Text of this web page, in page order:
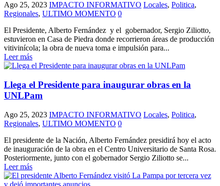
Ago 25, 2023 IMPACTO INFORMATIVO Locales, Politica,
Regionales, ULTIMO MOMENTO 0
El Presidente, Alberto Fernández y el gobernador, Sergio Ziliotto,
estuvieron en Casa de Piedra donde recorrieron áreas de producción
vitivinícola; la obra de nueva toma e impulsión para...
Leer más
Llega el Presidente para inaugurar obras en la
UNLPam
Ago 25, 2023 IMPACTO INFORMATIVO Locales, Politica,
Regionales, ULTIMO MOMENTO 0
El presidente de la Nación, Alberto Fernández presidirá hoy el acto
de inauguración de la obra en el Centro Universitario de Santa Rosa.
Posteriormente, junto con el gobernador Sergio Ziliotto se...
Leer más